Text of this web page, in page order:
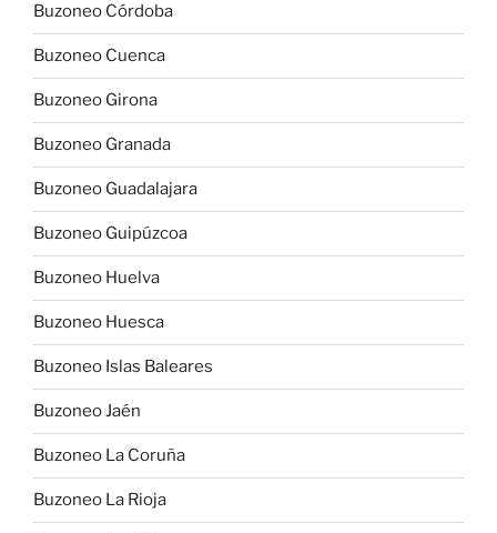
Buzoneo Córdoba
Buzoneo Cuenca
Buzoneo Girona
Buzoneo Granada
Buzoneo Guadalajara
Buzoneo Guipúzcoa
Buzoneo Huelva
Buzoneo Huesca
Buzoneo Islas Baleares
Buzoneo Jaén
Buzoneo La Coruña
Buzoneo La Rioja